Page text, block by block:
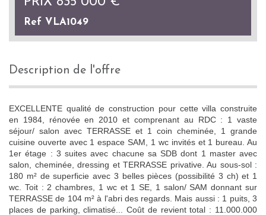
Ref VLA1049
description de l'offre
EXCELLENTE qualité de construction pour cette villa construite
en 1984, rénovée en 2010 et comprenant au RDC : 1 vaste
séjour/ salon avec TERRASSE et 1 coin cheminée, 1 grande
cuisine ouverte avec 1 espace SAM, 1 wc invités et 1 bureau. Au
1er étage : 3 suites avec chacune sa SDB dont 1 master avec
salon, cheminée, dressing et TERRASSE privative. Au sous-sol :
180 m² de superficie avec 3 belles pièces (possibilité 3 ch) et 1
wc. Toit : 2 chambres, 1 wc et 1 SE, 1 salon/ SAM donnant sur
TERRASSE de 104 m² à l'abri des regards. Mais aussi : 1 puits, 3
places de parking, climatisé... Coût de revient total : 11.000.000